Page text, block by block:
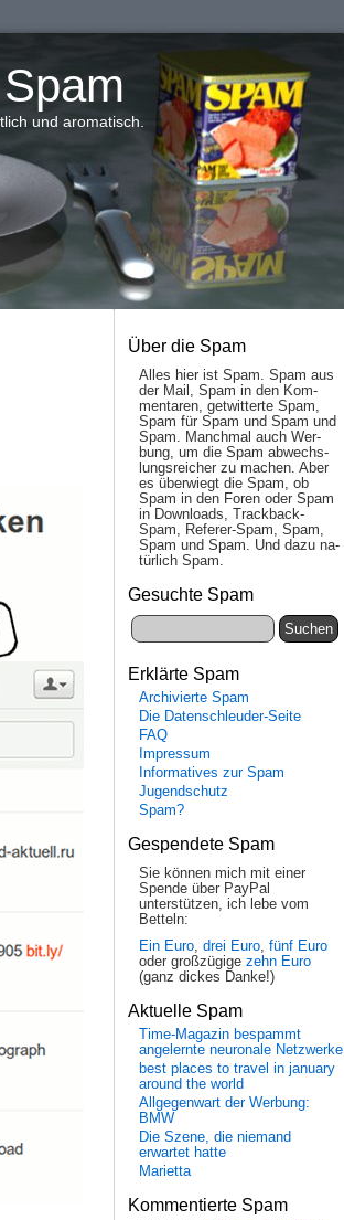
und aromatisch.
Über die Spam
Alles hier ist Spam. Spam aus
der Mail, Spam in den Kom­
men­taren, ge­twit­ter­te Spam,
Spam für Spam und Spam und
Spam. Manch­mal auch Wer­
bung, um die Spam ab­wechs­
lungs­reich­er zu mach­en. Aber
es über­wiegt die Spam, ob
Spam in den Fo­ren oder Spam
in Down­loads, Track­back-
Spam, Re­fe­rer-Spam, Spam,
Spam und Spam. Und da­zu na­
tür­lich Spam.
Gesuchte Spam
Erklärte Spam
Archivierte Spam
Die Datenschleuder-Seite
FAQ
Impressum
Informatives zur Spam
Jugendschutz
Spam?
Gespendete Spam
Sie können mich mit einer
Spende über PayPal
unterstützen, ich lebe vom
Betteln:
Ein Euro, drei Euro, fünf Euro
oder großzügige zehn Euro
(ganz dickes Danke!)
Aktuelle Spam
Time-Magazin bespammt
angelernte neuronale Netzwerke
best places to travel in january
around the world
Allgegenwart der Werbung:
BMW
Die Szene, die niemand
erwartet hatte
Marietta
Kommentierte Spam